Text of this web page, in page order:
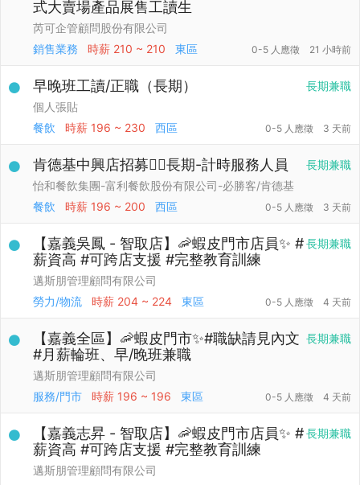
式大賣場產品展售工讀生
芮可企管顧問股份有限公司
銷售業務
時薪 210 ~ 210 東區 0-5 人應徵 21 小時前
長期兼職
早晚班工讀/正職（長期）
個人張貼
餐飲
時薪 196 ~ 230 西區 0-5 人應徵 3 天前
長期兼職
肯德基中興店招募👉🏻長期-計時服務人員
怡和餐飲集團-富利餐飲股份有限公司-必勝客/肯德基
餐飲
時薪 196 ~ 200 西區 0-5 人應徵 3 天前
長期兼職
【嘉義吳鳳 - 智取店】🦐蝦皮門市店員✨ #
薪資高 #可跨店支援 #完整教育訓練
邁斯朋管理顧問有限公司
勞力/物流
時薪 204 ~ 224 東區 0-5 人應徵 4 天前
長期兼職
【嘉義全區】🦐蝦皮門市✨#職缺請見內文
#月薪輪班、早/晚班兼職
邁斯朋管理顧問有限公司
服務/門市
時薪 196 ~ 196 東區 0-5 人應徵 4 天前
長期兼職
【嘉義志昇 - 智取店】🦐蝦皮門市店員✨ #
薪資高 #可跨店支援 #完整教育訓練
邁斯朋管理顧問有限公司